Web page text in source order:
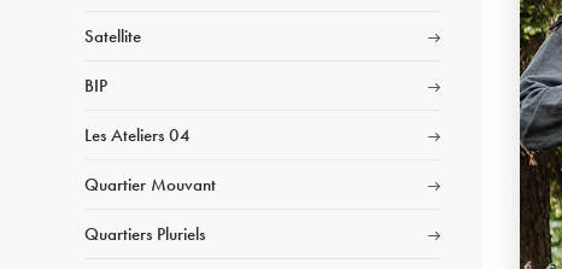
Satellite
BIP
Les Ateliers 04
Quartier Mouvant
Quartiers Pluriels